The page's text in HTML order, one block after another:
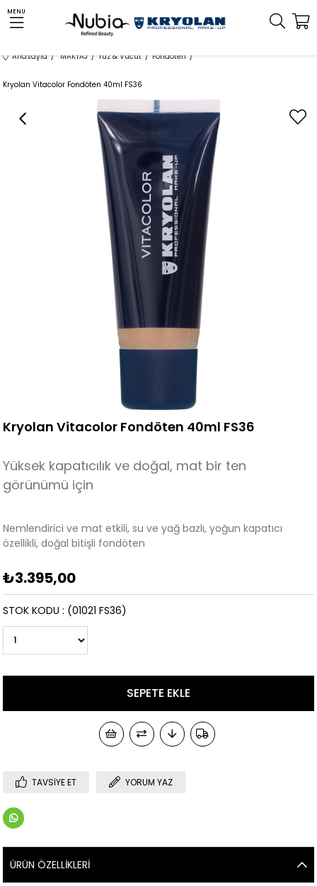
MENU
Anasayfa MAKYAJ Yüz & Vücut Fondöten
Kryolan Vitacolor Fondöten 40ml FS36
Kryolan Vitacolor Fondöten 40ml FS36
Yüksek kapatıcılık ve doğal, mat bir ten
görünümü için
Nemlendirici ve mat etkili, su ve yağ bazlı, yoğun kapatıcı
özellikli, doğal bitişli fondöten
₺3.395,00
(01021 FS36)
STOK KODU
TAVSIYE ET YORUM YAZ
ÜRÜN ÖZELLIKLERI